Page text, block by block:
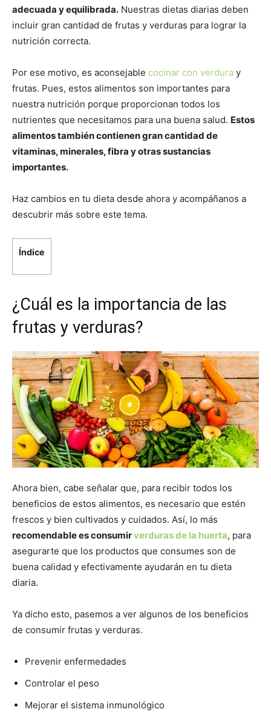
adecuada y equilibrada. Nuestras dietas diarias deben
incluir gran cantidad de frutas y verduras para lograr la
nutrición correcta.
Por ese motivo, es aconsejable cocinar con verdura y
frutas. Pues, estos alimentos son importantes para
nuestra nutrición porque proporcionan todos los
nutrientes que necesitamos para una buena salud. Estos
alimentos también contienen gran cantidad de
vitaminas, minerales, fibra y otras sustancias
importantes.
Haz cambios en tu dieta desde ahora y acompáñanos a
descubrir más sobre este tema.
Índice
¿Cuál es la importancia de las
frutas y verduras?
Ahora bien, cabe señalar que, para recibir todos los
beneficios de estos alimentos, es necesario que estén
frescos y bien cultivados y cuidados. Así, lo más
recomendable es consumirverduras de la huerta, para
asegurarte que los productos que consumes son de
buena calidad y efectivamente ayudarán en tu dieta
diaria.
Ya dicho esto, pasemos a ver algunos de los beneficios
de consumir frutas y verduras.
Prevenir enfermedades
Controlar el peso
Mejorar el sistema inmunológico